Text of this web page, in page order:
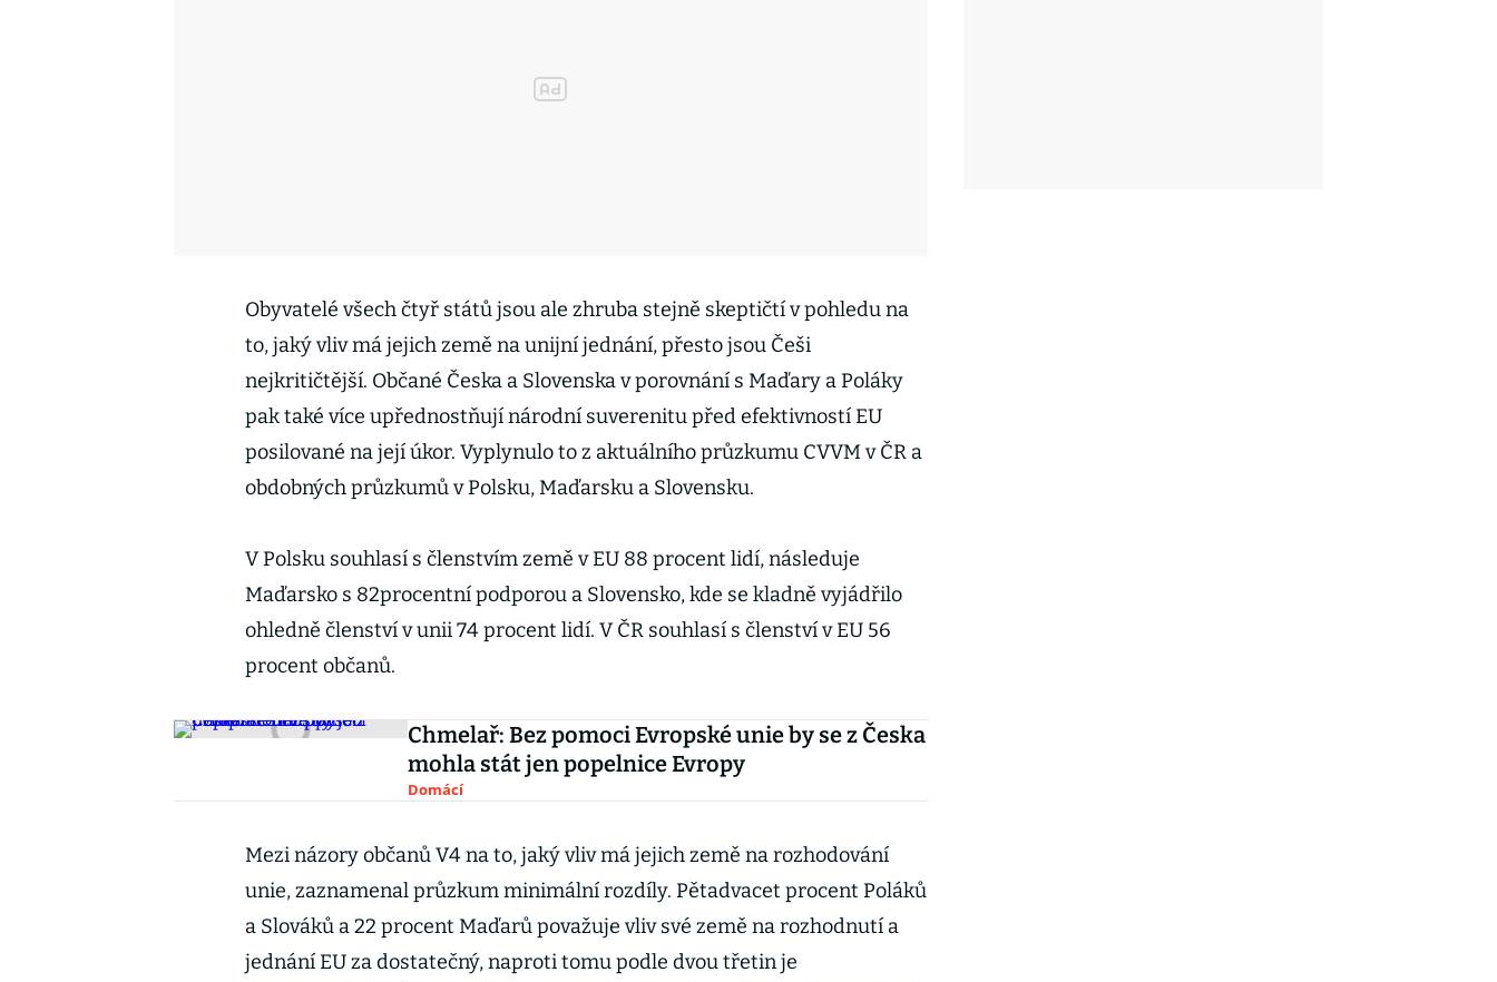
Obyvatelé všech čtyř států jsou ale zhruba stejně skeptičtí v pohledu na
to, jaký vliv má jejich země na unijní jednání, přesto jsou Češi
nejkritičtější. Občané Česka a Slovenska v porovnání s Maďary a Poláky
pak také více upřednostňují národní suverenitu před efektivností EU
posilované na její úkor. Vyplynulo to z aktuálního průzkumu CVVM v ČR a
obdobných průzkumů v Polsku, Maďarsku a Slovensku.
V Polsku souhlasí s členstvím země v EU 88 procent lidí, následuje
Maďarsko s 82procentní podporou a Slovensko, kde se kladně vyjádřilo
ohledně členství v unii 74 procent lidí. V ČR souhlasí s členství v EU 56
procent občanů.
Chmelař: Bez pomoci Evropské unie by se z Česka
mohla stát jen popelnice Evropy
Domácí
Mezi názory občanů V4 na to, jaký vliv má jejich země na rozhodování
unie, zaznamenal průzkum minimální rozdíly. Pětadvacet procent Poláků
a Slováků a 22 procent Maďarů považuje vliv své země na rozhodnutí a
jednání EU za dostatečný, naproti tomu podle dvou třetin je